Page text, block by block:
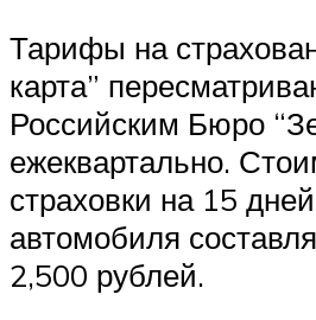
Тарифы на
карта”
Российским Бюро
ежеквартально.
страховки на 15
автомобиля
2,500 рублей.